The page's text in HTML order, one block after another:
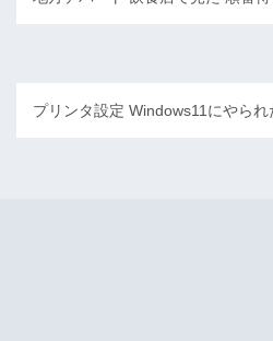
プリンタ設定 Windows11にやられ